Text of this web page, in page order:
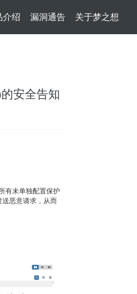
介绍 漏洞通告 关于梦之想
安全告知
有未单独配置保护
恶意请求，从而